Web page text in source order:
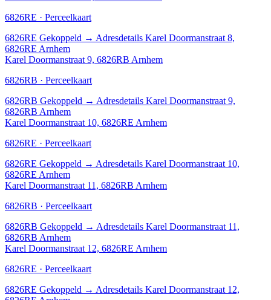
6826RE · Perceelkaart
6826RE Gekoppeld → Adresdetails Karel Doormanstraat 8,
6826RE Arnhem
Karel Doormanstraat 9, 6826RB Arnhem
6826RB · Perceelkaart
6826RB Gekoppeld → Adresdetails Karel Doormanstraat 9,
6826RB Arnhem
Karel Doormanstraat 10, 6826RE Arnhem
6826RE · Perceelkaart
6826RE Gekoppeld → Adresdetails Karel Doormanstraat 10,
6826RE Arnhem
Karel Doormanstraat 11, 6826RB Arnhem
6826RB · Perceelkaart
6826RB Gekoppeld → Adresdetails Karel Doormanstraat 11,
6826RB Arnhem
Karel Doormanstraat 12, 6826RE Arnhem
6826RE · Perceelkaart
6826RE Gekoppeld → Adresdetails Karel Doormanstraat 12,